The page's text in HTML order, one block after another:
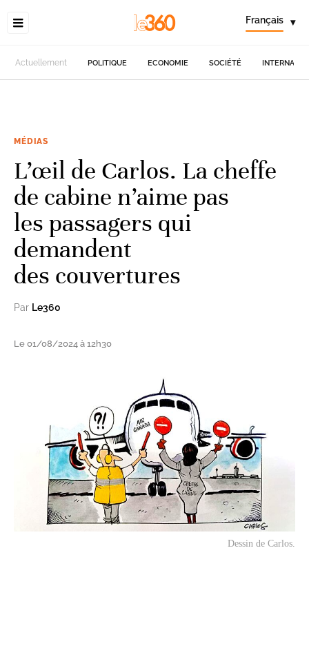
Français ▾
Actuellement POLITIQUE ECONOMIE SOCIÉTÉ
MÉDIAS
L’œil de Carlos. La cheffe
de cabine n’aime pas
les passagers qui
demandent
des couvertures
Par Le360
Le 01/08/2024 à 12h30
Dessin de Carlos.